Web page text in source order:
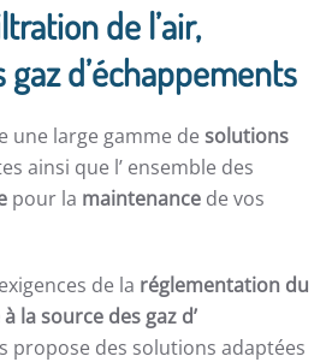
de l’air,
d’échappements
une large gamme de solutions
ainsi que l’ ensemble des
pour la maintenance de vos
de la réglementation du
la source des gaz d’
propose des solutions adaptées